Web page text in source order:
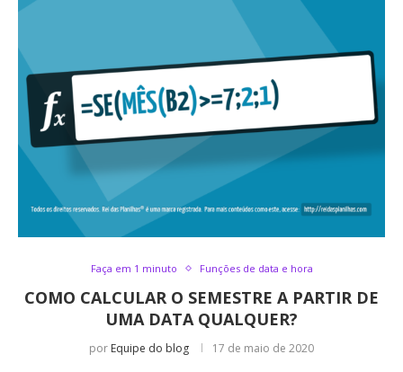
Faça em 1 minuto Funções de data e hora
COMO CALCULAR O SEMESTRE A PARTIR DE
UMA DATA QUALQUER?
por Equipe do blog 17 de maio de 2020